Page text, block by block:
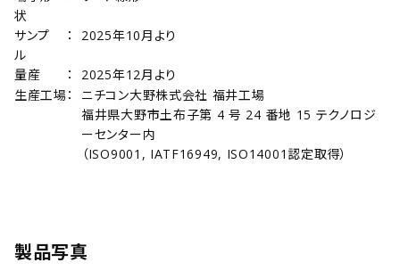
状
サンプ
ル
： 2025年10月より
量産 ：
2025年12月より
生産工場 ：
ニチコン大野株式会社 福井工場
福井県大野市土布子第 4 号 24 番地 15 テクノロジ
ーセンター内
（ISO9001, IATF16949, ISO14001認定取得）
製品写真